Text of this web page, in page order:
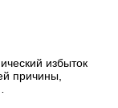
избыток
причины,